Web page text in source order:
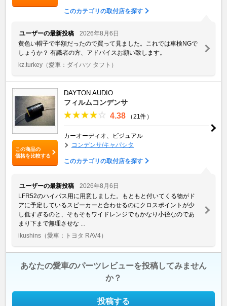
このカテゴリの取付店を探す
ユーザーの最新投稿
2026年8月6日
黄色い帽子で半額だったので買って見ました。これでは車検NGで
しょうか？ 有識者の方、アドバイスお願い致します。
kz.turkey （愛車：ダイハツ タフト）
この商品の
価格を比較する
DAYTON AUDIO
フィルムコンデンサ
4.38 （21件）
カーオーディオ、ビジュアル
コンデンサ/キャパシタ
このカテゴリの取付店を探す
ユーザーの最新投稿
2026年8月6日
LFR52のハイパス用に用意しました。もともと付いてくる物がド
アに予定しているスピーカーと合わせるのにクロスポイントが少
し低すぎるのと、そもそもワイドレンジでもかなり小径なのであ
まり下まで無理させな ...
ikushins （愛車：トヨタ RAV4）
あなたの愛車のパーツレビューを投稿してみません
か？
投稿する